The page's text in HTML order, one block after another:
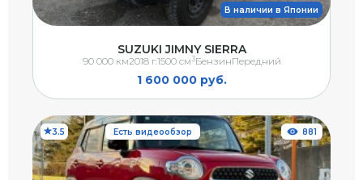
В наличии в Японии
SUZUKI JIMNY SIERRA
1 600 000 руб.
90 000 км2018 г.1500 см3БензинПередний
3.5 Есть видеообзор 881